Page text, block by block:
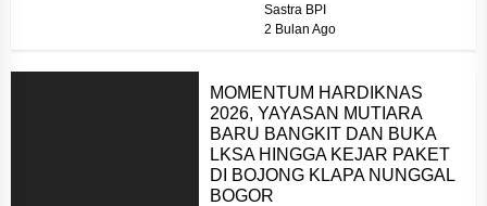
Tokoh Indonesia dan Forum
Sastra BPI
2 Bulan Ago
MOMENTUM HARDIKNAS
2026, YAYASAN MUTIARA
BARU BANGKIT DAN BUKA
LKSA HINGGA KEJAR PAKET
DI BOJONG KLAPA NUNGGAL
BOGOR